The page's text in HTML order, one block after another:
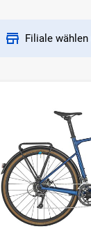
Filiale wählen